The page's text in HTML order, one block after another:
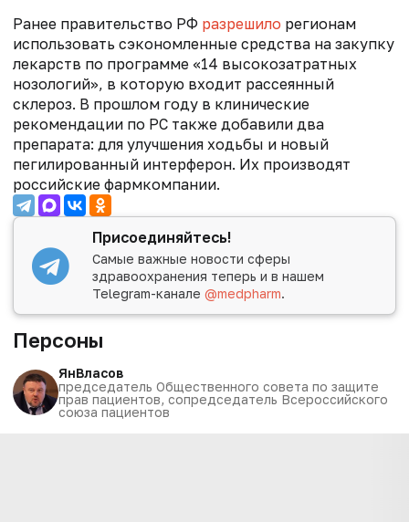
Ранее правительство РФ разрешило регионам
использовать сэкономленные средства на закупку
лекарств по программе «14 высокозатратных
нозологий», в которую входит рассеянный
склероз. В прошлом году в клинические
рекомендации по РС также добавили два
препарата: для улучшения ходьбы и новый
пегилированный интерферон. Их производят
российские фармкомпании.
Присоединяйтесь!
Самые важные новости сферы
здравоохранения теперь и в нашем
Telegram-канале@medpharm.
Персоны
ЯнВласов
председатель Общественного совета по защите
прав пациентов, сопредседатель Всероссийского
союза пациентов